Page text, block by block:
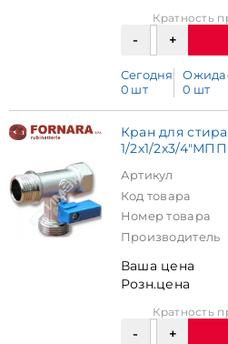
Кратность
Сегодня
0 шт
0 шт
Кран для
1/2х1/2х3/
Артикул
Код товара
Номер товара
Производитель
Ваша цена
Розн.цена
Кратность